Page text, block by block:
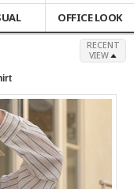
OFFICE LOOK
RECENT
VIEW